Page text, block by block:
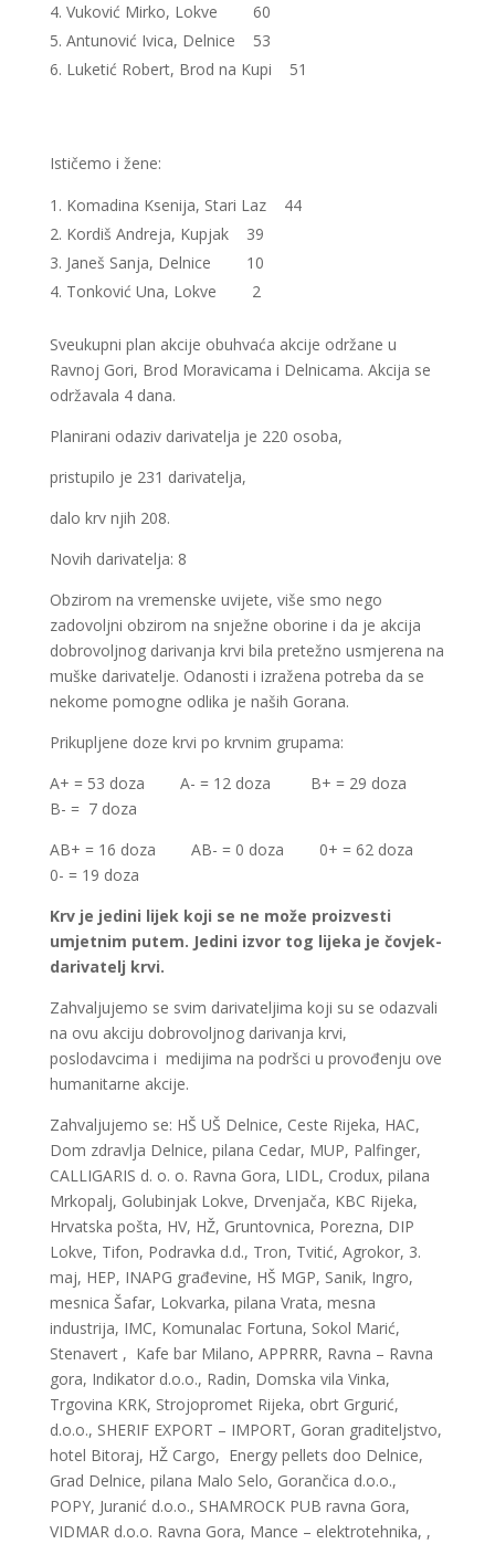
Vuković Mirko, Lokve 60
Antunović Ivica, Delnice 53
Luketić Robert, Brod na Kupi 51
Ističemo i žene:
Komadina Ksenija, Stari Laz 44
Kordiš Andreja, Kupjak 39
Janeš Sanja, Delnice 10
Tonković Una, Lokve 2
Sveukupni plan akcije obuhvaća akcije održane u
Ravnoj Gori, Brod Moravicama i Delnicama. Akcija se
održavala 4 dana.
Planirani odaziv darivatelja je 220 osoba,
pristupilo je 231 darivatelja,
dalo krv njih 208.
Novih darivatelja: 8
Obzirom na vremenske uvijete, više smo nego
zadovoljni obzirom na snježne oborine i da je akcija
dobrovoljnog darivanja krvi bila pretežno usmjerena na
muške darivatelje. Odanosti i izražena potreba da se
nekome pomogne odlika je naših Gorana.
Prikupljene doze krvi po krvnim grupama:
A+ = 53 doza A- = 12 doza B+ = 29 doza
B- = 7 doza
AB+ = 16 doza AB- = 0 doza 0+ = 62 doza
0- = 19 doza
Krv je jedini lijek koji se ne može proizvesti
umjetnim putem. Jedini izvor tog lijeka je čovjek-
darivatelj krvi.
Zahvaljujemo se svim darivateljima koji su se odazvali
na ovu akciju dobrovoljnog darivanja krvi,
poslodavcima i medijima na podršci u provođenju ove
humanitarne akcije.
Zahvaljujemo se: HŠ UŠ Delnice, Ceste Rijeka, HAC,
Dom zdravlja Delnice, pilana Cedar, MUP, Palfinger,
CALLIGARIS d. o. o. Ravna Gora, LIDL, Crodux, pilana
Mrkopalj, Golubinjak Lokve, Drvenjača, KBC Rijeka,
Hrvatska pošta, HV, HŽ, Gruntovnica, Porezna, DIP
Lokve, Tifon, Podravka d.d., Tron, Tvitić, Agrokor, 3.
maj, HEP, INAPG građevine, HŠ MGP, Sanik, Ingro,
mesnica Šafar, Lokvarka, pilana Vrata, mesna
industrija, IMC, Komunalac Fortuna, Sokol Marić,
Stenavert , Kafe bar Milano, APPRRR, Ravna – Ravna
gora, Indikator d.o.o., Radin, Domska vila Vinka,
Trgovina KRK, Strojopromet Rijeka, obrt Grgurić,
d.o.o., SHERIF EXPORT – IMPORT, Goran graditeljstvo,
hotel Bitoraj, HŽ Cargo, Energy pellets doo Delnice,
Grad Delnice, pilana Malo Selo, Gorančica d.o.o.,
POPY, Juranić d.o.o., SHAMROCK PUB ravna Gora,
VIDMAR d.o.o. Ravna Gora, Mance – elektrotehnika, ,